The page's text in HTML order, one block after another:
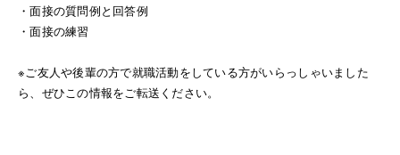
・面接の質問例と回答例
・面接の練習
※ご友人や後輩の方で就職活動をしている方がいらっしゃいました
ら、ぜひこの情報をご転送ください。